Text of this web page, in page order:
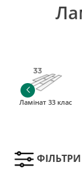
Ламінат 33 клас
ФІЛЬТРИ